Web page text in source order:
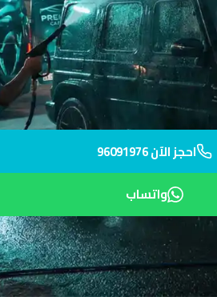
احجز الآن 96091976
واتساب